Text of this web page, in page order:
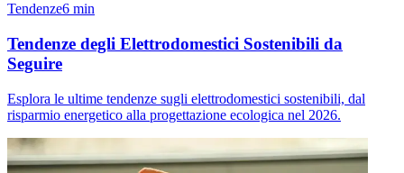
Tendenze6 min
Tendenze degli Elettrodomestici Sostenibili da
Seguire
Esplora le ultime tendenze sugli elettrodomestici sostenibili, dal
risparmio energetico alla progettazione ecologica nel 2026.